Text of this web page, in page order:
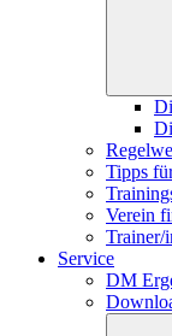
Tipps
Verein
Trainer/
Service
DM